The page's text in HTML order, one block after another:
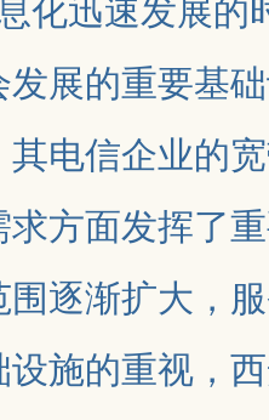
化迅速发展的
展的重要基
电信企业的
求方面发挥了
逐渐扩大，
设施的重视，
让AI自动推 焊
铅